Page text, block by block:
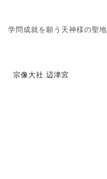
学問成就を願う天神様の聖地
宗像大社 辺津宮